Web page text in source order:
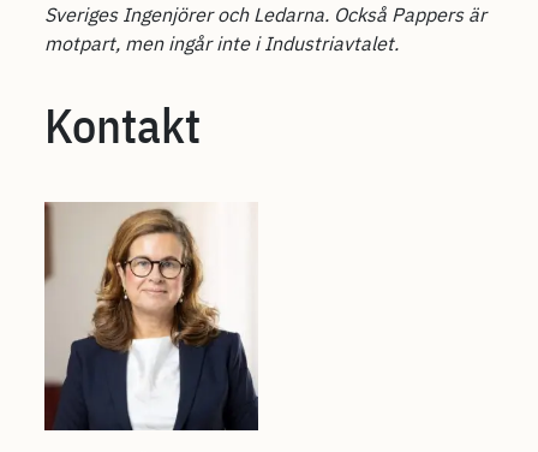
Sveriges Ingenjörer och Ledarna. Också Pappers är
motpart, men ingår inte i Industriavtalet.
Kontakt